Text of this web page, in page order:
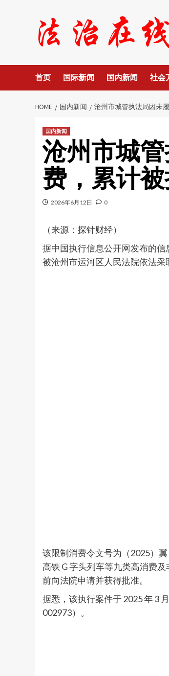
首页 国际新闻 国内新闻 社会
HOME 国内新闻 沧州市城管执法局因未
国内新闻
沧州市城
费，累计
2026年6月12日 0
（来源：探针财经）
据中国执行信息公开网发布的
被沧州市运河区人民法院依法采
该限制消费令文号为（2025）冀
高铁 G 字头列车等九类高消费
前向法院申请并获得批准。
据悉，该执行案件于 2025 年 3
002973）。